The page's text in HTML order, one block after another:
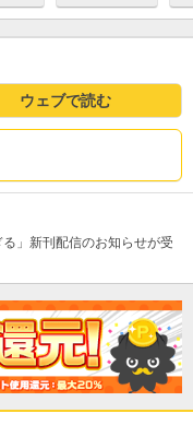
ウェブで読む
」新刊配信のお知らせが受